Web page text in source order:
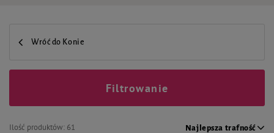
Wróć do Konie
Ilość produktów: 61 Najlepsza trafność
Filtrowanie